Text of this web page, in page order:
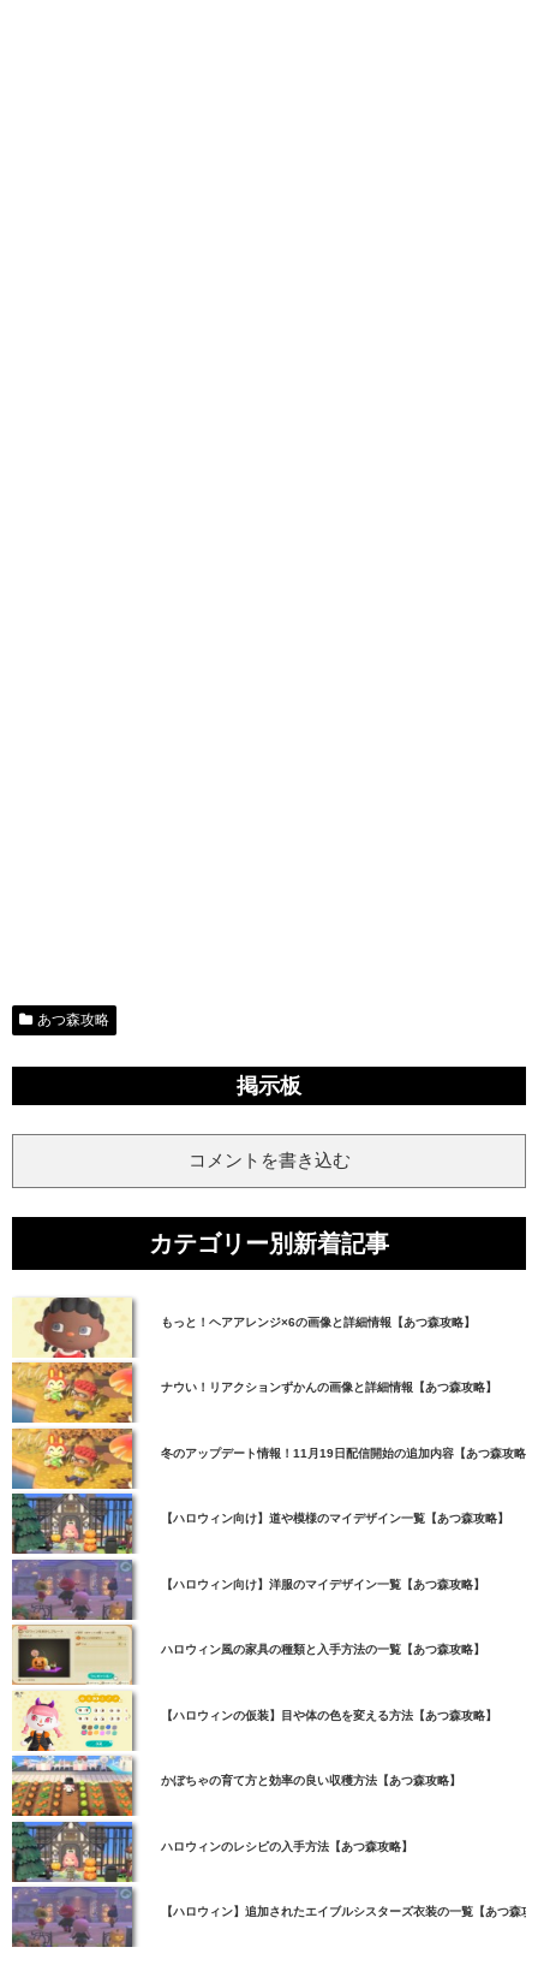
あつ森攻略
掲示板
コメントを書き込む
カテゴリー別新着記事
もっと！ヘアアレンジ×6の画像と詳細情報【あつ森攻略】
ナウい！リアクションずかんの画像と詳細情報【あつ森攻略】
冬のアップデート情報！11月19日配信開始の追加内容【あつ森攻略】
【ハロウィン向け】道や模様のマイデザイン一覧【あつ森攻略】
【ハロウィン向け】洋服のマイデザイン一覧【あつ森攻略】
ハロウィン風の家具の種類と入手方法の一覧【あつ森攻略】
【ハロウィンの仮装】目や体の色を変える方法【あつ森攻略】
かぼちゃの育て方と効率の良い収穫方法【あつ森攻略】
ハロウィンのレシピの入手方法【あつ森攻略】
【ハロウィン】追加されたエイブルシスターズ衣装の一覧【あつ森攻